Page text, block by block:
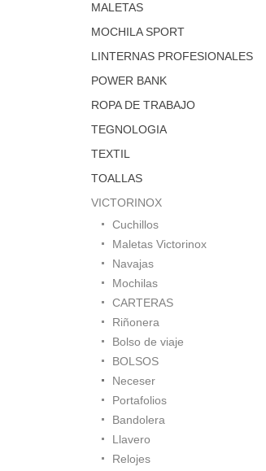
MALETAS
MOCHILA SPORT
LINTERNAS PROFESIONALES
POWER BANK
ROPA DE TRABAJO
TEGNOLOGIA
TEXTIL
TOALLAS
VICTORINOX
Cuchillos
Maletas Victorinox
Navajas
Mochilas
CARTERAS
Riñonera
Bolso de viaje
BOLSOS
Neceser
Portafolios
Bandolera
Llavero
Relojes